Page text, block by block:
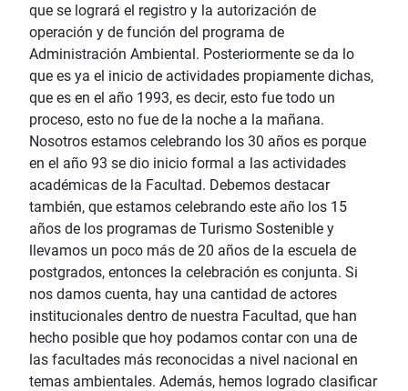
que se logrará el registro y la autorización de
operación y de función del programa de
Administración Ambiental. Posteriormente se da lo
que es ya el inicio de actividades propiamente dichas,
que es en el año 1993, es decir, esto fue todo un
proceso, esto no fue de la noche a la mañana.
Nosotros estamos celebrando los 30 años es porque
en el año 93 se dio inicio formal a las actividades
académicas de la Facultad. Debemos destacar
también, que estamos celebrando este año los 15
años de los programas de Turismo Sostenible y
llevamos un poco más de 20 años de la escuela de
postgrados, entonces la celebración es conjunta. Si
nos damos cuenta, hay una cantidad de actores
institucionales dentro de nuestra Facultad, que han
hecho posible que hoy podamos contar con una de
las facultades más reconocidas a nivel nacional en
temas ambientales. Además, hemos logrado clasificar